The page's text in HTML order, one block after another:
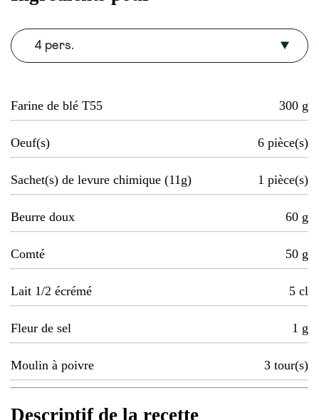
4 pers.
Farine de blé T55 300 g
Oeuf(s) 6 pièce(s)
Sachet(s) de levure chimique (11g) 1 pièce(s)
Beurre doux 60 g
Comté 50 g
Lait 1/2 écrémé 5 cl
Fleur de sel 1 g
Moulin à poivre 3 tour(s)
Descriptif de la recette